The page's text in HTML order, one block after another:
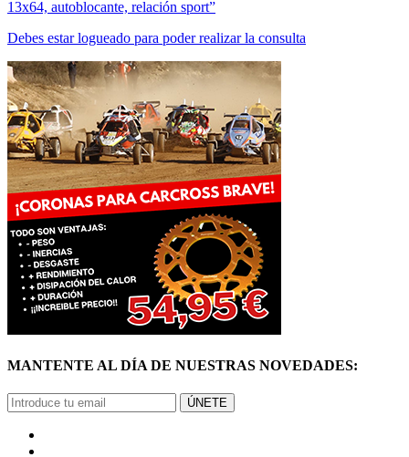
13x64, autoblocante, relación sport”
Debes estar logueado para poder realizar la consulta
MANTENTE AL DÍA DE NUESTRAS NOVEDADES:
ÚNETE